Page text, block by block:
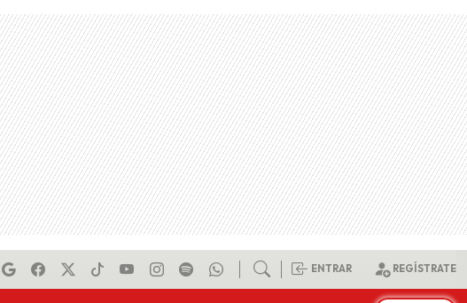
ENTRAR REGÍSTRATE